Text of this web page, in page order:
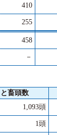
410
255
458
－
と畜頭数
1,093頭
1頭